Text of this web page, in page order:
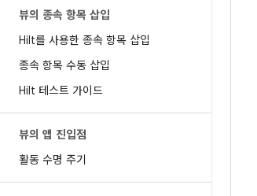
뷰의 종속 항목 삽입
Hilt를 사용한 종속 항목 삽입
종속 항목 수동 삽입
Hilt 테스트 가이드
뷰의 앱 진입점
활동 수명 주기